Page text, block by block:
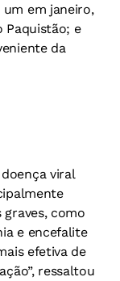
em janeiro,
Paquistão; e
da
viral
como
e encefalite
efetiva de
ressaltou